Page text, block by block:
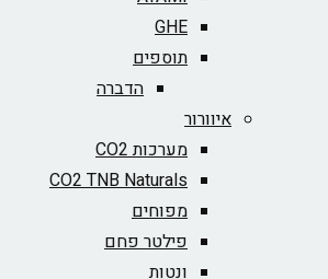
GHE
תוספים
הדברה
איוורור
מערכות CO2
CO2 TNB Naturals
מפוחים
פילטר פחם
ונטות